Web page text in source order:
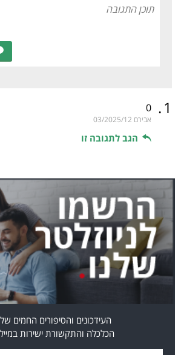
1
.
0
אבירם 03/2025/12
הגב לתגובה זו
העידכונים והסיפורים החמים
הכלכלה והתקשורת ישירות